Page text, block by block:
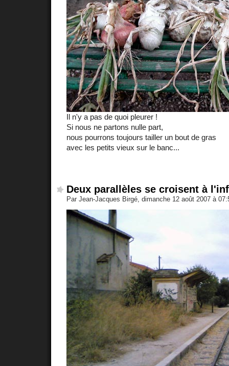
Il n'y a pas de quoi pleurer !
Si nous ne partons nulle part,
nous pourrons toujours tailler un bout de gras
avec les petits vieux sur le banc...
Deux parallèles se croisent à
Par Jean-Jacques Birgé, dimanche 12 août 2007 à